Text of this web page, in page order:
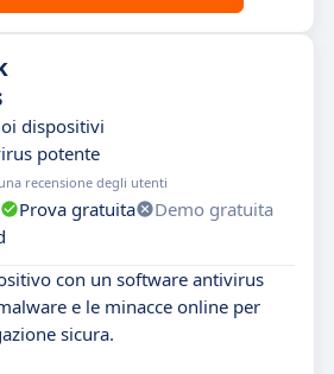
dispositivi
potente
recensione degli utenti
Prova gratuita
Demo gratuita
con un software antivirus
e le minacce online per
sicura.